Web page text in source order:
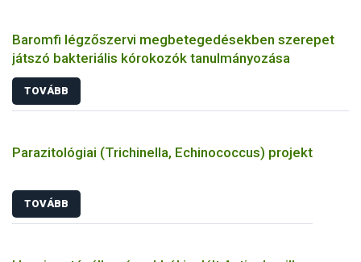
Baromfi légzőszervi megbetegedésekben szerepet
játszó bakteriális kórokozók tanulmányozása
TOVÁBB
Parazitológiai (Trichinella, Echinococcus) projekt
TOVÁBB